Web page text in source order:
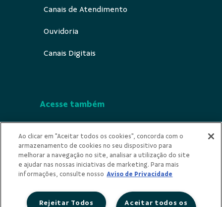
Canais de Atendimento
Ouvidoria
Canais Digitais
Acesse também
Indícios de Ilicitude
Privacidade
Ao clicar em "Aceitar todos os cookies", concorda com o
armazenamento de cookies no seu dispositivo para
melhorar a navegação no site, analisar a utilização do site
e ajudar nas nossas iniciativas de marketing. Para mais
informações, consulte nosso Aviso de Privacidade
Aceitar todos os
Rejeitar Todos